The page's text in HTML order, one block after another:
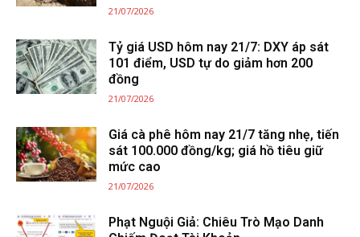
21/07/2026
Tỷ giá USD hôm nay 21/7: DXY áp sát
101 điểm, USD tự do giảm hơn 200
đồng
21/07/2026
Giá cà phê hôm nay 21/7 tăng nhẹ, tiến
sát 100.000 đồng/kg; giá hồ tiêu giữ
mức cao
21/07/2026
Phạt Nguội Giả: Chiêu Trò Mạo Danh